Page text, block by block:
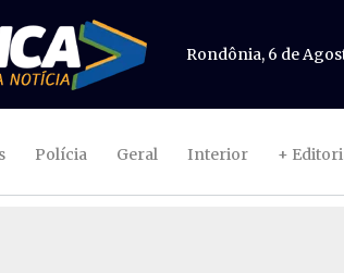
Rondônia, 6 de
Polícia Geral Interior +